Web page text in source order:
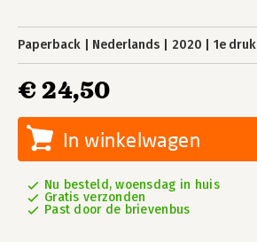
Paperback Nederlands 2020 1e druk
€ 24,50
In winkelwagen
Nu besteld, woensdag in huis
Gratis verzonden
Past door de brievenbus